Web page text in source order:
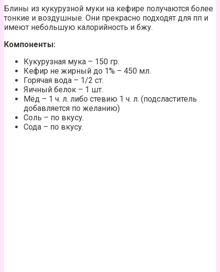
Блины из кукурузной муки на кефире получаются более
тонкие и воздушные. Они прекрасно подходят для пп и
имеют небольшую калорийность и бжу.
Компоненты:
Кукурузная мука – 150 гр.
Кефир не жирный до 1% – 450 мл.
Горячая вода – 1/2 ст.
Яичный белок – 1 шт.
Мёд – 1 ч. л. либо стевию 1 ч. л. (подсластитель
добавляется по желанию)
Соль – по вкусу.
Сода – по вкусу.